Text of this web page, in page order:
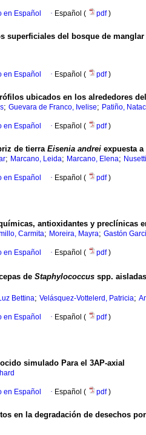
en Español · Español ( pdf)
superficiales del bosque de manglar
en Español · Español ( pdf)
ubicados en los alrededores
; Guevara de Franco, Ivelise; Patiño,
en Español · Español ( pdf)
de tierraEisenia andrei expuesta
; Marcano, Leida; Marcano, Elena;
en Español · Español ( pdf)
antioxidantes y preclínicas
Carmita; Moreira, Mayra; Gastón
en Español · Español ( pdf)
de Staphylococcus spp.
Bettina; Velásquez-Vottelerd, Patricia;
en Español · Español ( pdf)
simulado Para el 3AP-axial
en Español · Español ( pdf)
en la degradación de desechos